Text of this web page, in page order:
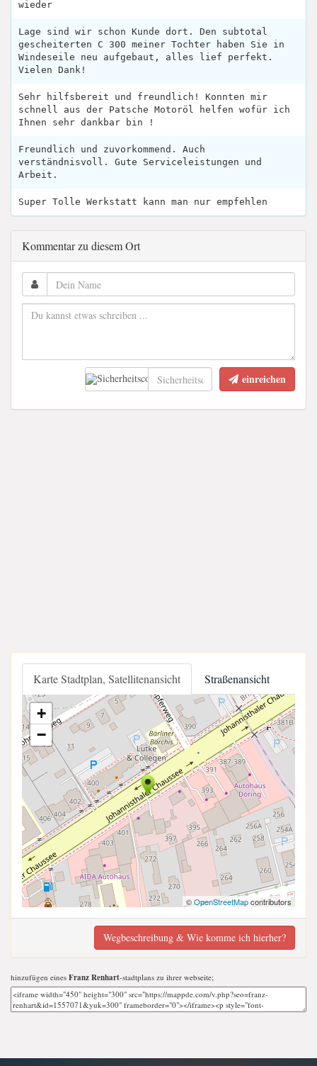
wieder
Lage sind wir schon Kunde dort. Den subtotal
gescheiterten C 300 meiner Tochter haben Sie in
Windeseile neu aufgebaut, alles lief perfekt.
Vielen Dank!
Sehr hilfsbereit und freundlich! Konnten mir
schnell aus der Patsche Motoröl helfen wofür ich
Ihnen sehr dankbar bin !
Freundlich und zuvorkommend. Auch
verständnisvoll. Gute Serviceleistungen und
Arbeit.
Super Tolle Werkstatt kann man nur empfehlen
Kommentar zu diesem Ort
einreichen
Karte Stadtplan, Satellitenansicht Straßenansicht
+
−
©OpenStreetMapcontributors
Wegbeschreibung & Wie komme ich hierher?
hinzufügen eines Franz Renhart-stadtplans zu ihrer webseite;